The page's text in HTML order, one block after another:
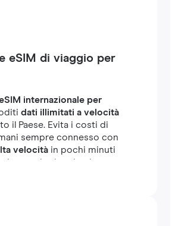
eSIM di viaggio per
internazionale per
dati illimitati a velocità
il Paese. Evita i costi di
sempre connesso con
velocitàin pochi minuti
che tu stia viaggiando o